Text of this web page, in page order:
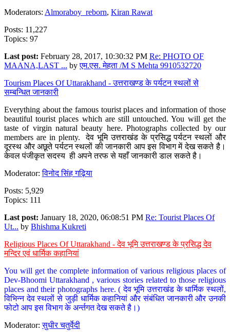
Moderators: Almoraboy_reborn, Kiran Rawat
Posts: 11,227
Topics: 97
Last post: February 28, 2017, 10:30:32 PM Re: PHOTO OF
MAANA,LAST ... byएम.एस. मेहता /M S Mehta 9910532720
Tourism Places Of Uttarakhand - उत्तराखण्ड के पर्यटन स्थलों से
सम्बन्धित जानकारी
Everything about the famous tourist places and information of those
beautiful tourist places which are still untouched. You will get the
taste of virgin natural beauty here. Photographs collected by our
members are in plenty. देव भूमि उत्तराखंड के प्रसिद्ध पर्यटन स्थलों और
दूरस्थ और अछूते पर्यटन स्थलों की जानकारी आप इस विभाग में देख सकते है।
केवल पंजीकृत सदस्य ही अपने तरफ से यहाँ जानकारी डाल सकते है।
Moderator:विनोद सिंह गढ़िया
Posts: 5,929
Topics: 111
Last post: January 18, 2020, 06:08:51 PM Re: Tourist Places Of
Ut... by Bhishma Kukreti
Religious Places Of Uttarakhand - देव भूमि उत्तराखण्ड के प्रसिद्ध देव
मन्दिर एवं धार्मिक कहानियां
You will get the complete information of various religious places of
Dev-Bhoomi Uttarakhand , various stories related to those religious
places and their photographs here. ( देव भूमि उत्तराखंड के धार्मिक स्थलों,
विभिन्न देव स्थलों से जुड़ी धार्मिक कहानियां और संबंधित जानकारी और उनकी
फोटो आप इस विभाग के अर्न्तगत देख सकते है।)
Moderator:सुधीर चतुर्वेदी